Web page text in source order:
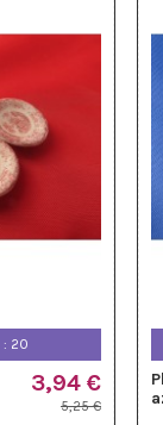
:18
3,94 €
5,25 €